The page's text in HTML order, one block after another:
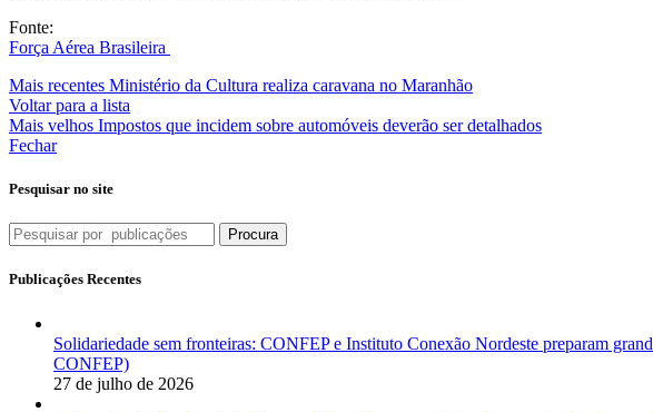
Fonte:
Força Aérea Brasileira
Mais recentes Ministério da Cultura realiza caravana no Maranhão
Voltar para a lista
Mais velhos Impostos que incidem sobre automóveis deverão ser detalhados
Fechar
Pesquisar no site
Procura
Publicações Recentes
Solidariedade sem fronteiras: CONFEP e Instituto Conexão Nordeste preparam
CONFEP)
27 de julho de 2026